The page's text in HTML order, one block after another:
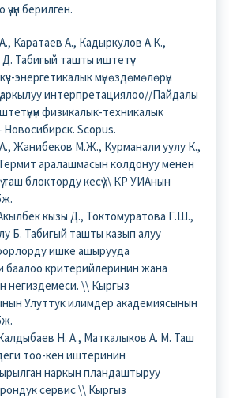
берилген.
Каратаев А., Кадыркулов А.К.,
Табигый ташты иштетүү
энергетикалык мүнөздөмөлөрүн
аркылуу интерпретациялоо//Пайдалы
физикалык-техникалык
Scopus.
Жанибеков М.Ж., Курманали уулу К.,
аралашмасын колдонуу менен
таш блокторду кесүү \\ КР УИАнын
кызы Д., Токтомуратова Г.Ш.,
Б. Табигый ташты казып алуу
ишке ашырууда
баалоо критерийлеринин жана
негиздемеси. \\ Кыргыз
Улуттук илимдер академиясынын
Н. А., Маткалыков А. М. Таш
тоо-кен иштеринин
наркын пландаштыруу
сервис \\ Кыргыз